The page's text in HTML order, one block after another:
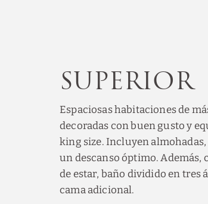
Superior
Espaciosas habitaciones de
decoradas con buen gusto y
king size. Incluyen
un descanso óptimo. Además,
de estar, baño dividido en tres
cama adicional.